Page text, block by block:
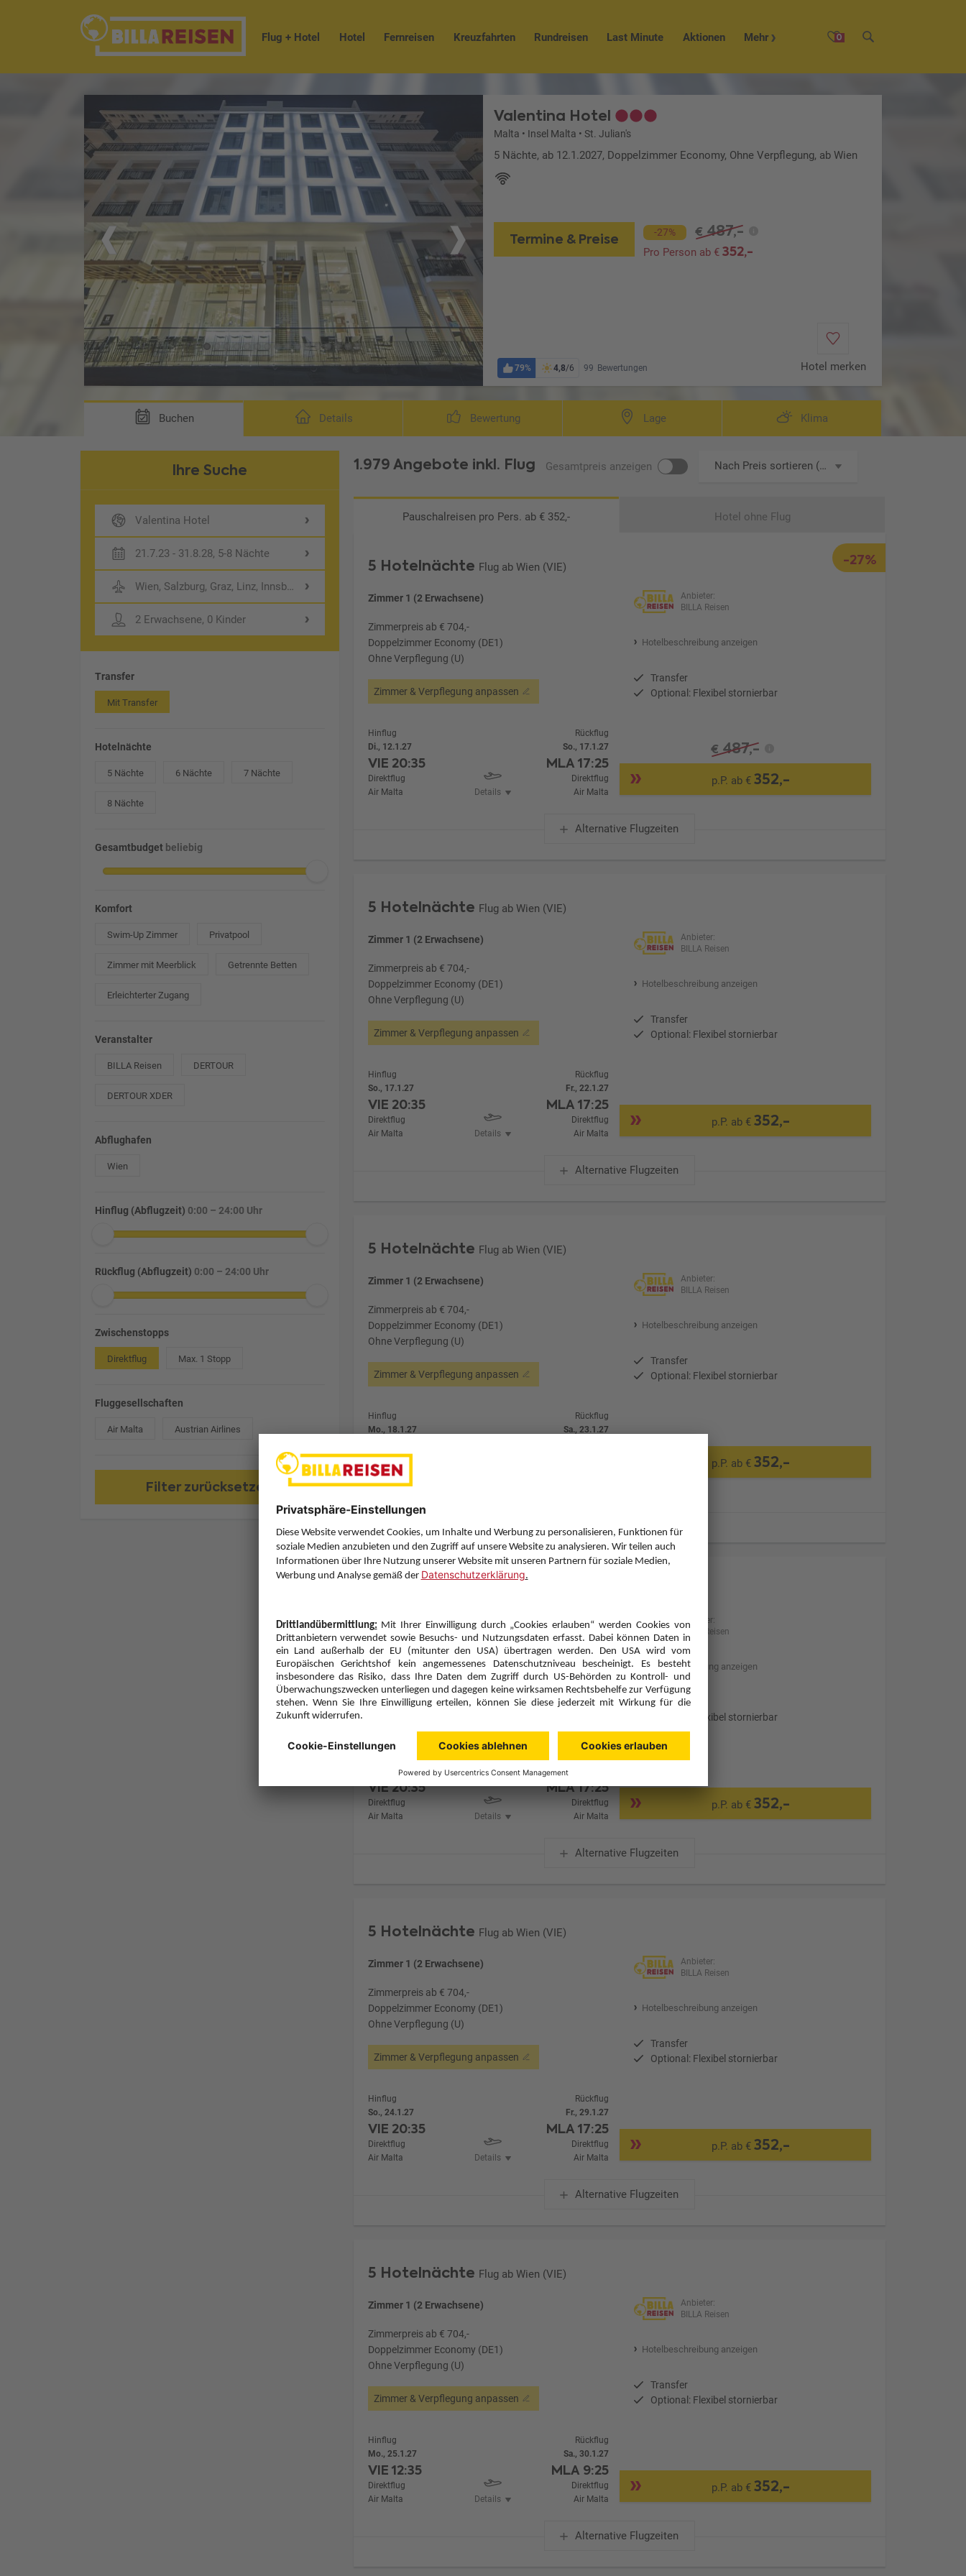
0
Flug + Hotel Hotel Fernreisen Kreuzfahrten Rundreisen Last Minute Aktionen Mehr
Valentina Hotel
Malta • Insel Malta • St. Julian's
5 Nächte, ab 12.1.2027, Doppelzimmer Economy, Ohne Verpflegung, ab Wien
Termine & Preise -27% € 487,-
Pro Person ab €352,-
79% 4,8/6 99 Bewertungen Hotel merken
Buchen Details Bewertung Lage Klima
Ihre Suche
Valentina Hotel
21.7.23 - 31.8.28, 5-8 Nächte
Wien, Salzburg, Graz, Linz, Innsbruck
2 Erwachsene, 0 Kinder
Transfer
Mit Transfer
Hotelnächte
5 Nächte 6 Nächte 7 Nächte
8 Nächte
Gesamtbudget beliebig
Komfort
Swim-Up Zimmer Privatpool
Zimmer mit Meerblick Getrennte Betten
Erleichterter Zugang
Veranstalter
BILLA Reisen DERTOUR
DERTOUR XDER
Abflughafen
Wien
Hinflug (Abflugzeit) 0:00 – 24:00 Uhr
Rückflug (Abflugzeit) 0:00 – 24:00 Uhr
Zwischenstopps
Direktflug Max. 1 Stopp
Fluggesellschaften
Air Malta Austrian Airlines
Filter zurücksetzen
1.979 Angebote inkl. Flug Gesamtpreis anzeigen Nach Preis sortieren (aufsteigend)
Pauschalreisen pro Pers. ab € 352,- Hotel ohne Flug
-27%
5 Hotelnächte Flug ab Wien (VIE)
Zimmer 1 (2 Erwachsene)
Zimmerpreis ab € 704,-
Doppelzimmer Economy (DE1)
Ohne Verpflegung (U)
Zimmer & Verpflegung anpassen
Anbieter:
BILLA Reisen
Hotelbeschreibung anzeigen
Transfer
Optional: Flexibel stornierbar
Hinflug
Di., 12.1.27
VIE 20:35
Direktflug
Air Malta
Details
Rückflug
So., 17.1.27
MLA17:25
Direktflug
Air Malta
€ 487,-
p.P. ab € 352,-
Alternative Flugzeiten
5 Hotelnächte Flug ab Wien (VIE)
Zimmer 1 (2 Erwachsene)
Zimmerpreis ab € 704,-
Doppelzimmer Economy (DE1)
Ohne Verpflegung (U)
Zimmer & Verpflegung anpassen
Anbieter:
BILLA Reisen
Hotelbeschreibung anzeigen
Transfer
Optional: Flexibel stornierbar
Hinflug
So., 17.1.27
VIE 20:35
Direktflug
Air Malta
Details
Rückflug
Fr., 22.1.27
MLA17:25
Direktflug
Air Malta
p.P. ab € 352,-
Alternative Flugzeiten
5 Hotelnächte Flug ab Wien (VIE)
Zimmer 1 (2 Erwachsene)
Zimmerpreis ab € 704,-
Doppelzimmer Economy (DE1)
Ohne Verpflegung (U)
Zimmer & Verpflegung anpassen
Anbieter:
BILLA Reisen
Hotelbeschreibung anzeigen
Transfer
Optional: Flexibel stornierbar
Hinflug
Mo., 18.1.27
Direktflug
Air Malta
Rückflug
Sa., 23.1.27
p.P. ab € 352,-
Zimmer 1 (2 Erwachsene)
Zimmerpreis ab € 704,-
Doppelzimmer Economy (DE1)
Ohne Verpflegung (U)
Anbieter:
BILLA Reisen
Hotelbeschreibung anzeigen
Transfer
Optional: Flexibel stornierbar
Di., 19.1.27
VIE20:35
Direktflug
Air Malta
Details
So., 24.1.27
MLA17:25
Direktflug
Air Malta
p.P. ab € 352,-
Alternative Flugzeiten
5 Hotelnächte Flug ab Wien (VIE)
Zimmer 1 (2 Erwachsene)
Zimmerpreis ab € 704,-
Doppelzimmer Economy (DE1)
Ohne Verpflegung (U)
Zimmer & Verpflegung anpassen
Anbieter:
BILLA Reisen
Hotelbeschreibung anzeigen
Transfer
Optional: Flexibel stornierbar
Hinflug
So., 24.1.27
VIE 20:35
Direktflug
Air Malta
Details
Rückflug
Fr., 29.1.27
MLA17:25
Direktflug
Air Malta
p.P. ab € 352,-
Alternative Flugzeiten
5 Hotelnächte Flug ab Wien (VIE)
Zimmer 1 (2 Erwachsene)
Zimmerpreis ab € 704,-
Doppelzimmer Economy (DE1)
Ohne Verpflegung (U)
Zimmer & Verpflegung anpassen
Anbieter:
BILLA Reisen
Hotelbeschreibung anzeigen
Transfer
Optional: Flexibel stornierbar
Hinflug
Mo., 25.1.27
VIE12:35
Direktflug
Air Malta
Details
Rückflug
Sa., 30.1.27
MLA 9:25
Direktflug
Air Malta
p.P. ab € 352,-
Alternative Flugzeiten